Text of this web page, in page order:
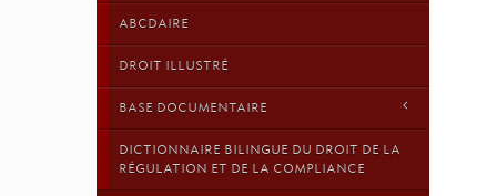
ABCDAIRE
DROIT ILLUSTRÉ
BASE DOCUMENTAIRE
DICTIONNAIRE BILINGUE DU DROIT DE LA
RÉGULATION ET DE LA COMPLIANCE